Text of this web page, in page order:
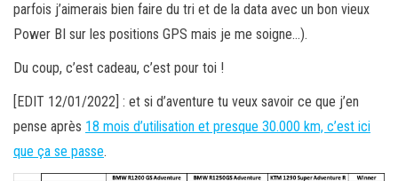
parfois j’aimerais bien faire du tri et de la data avec un bon vieux
Power BI sur les positions GPS mais je me soigne…).
Du coup, c’est cadeau, c’est pour toi !
[EDIT 12/01/2022] : et si d’aventure tu veux savoir ce que j’en
pense après 18 mois d’utilisation et presque 30.000 km, c’est ici
que ça se passe.